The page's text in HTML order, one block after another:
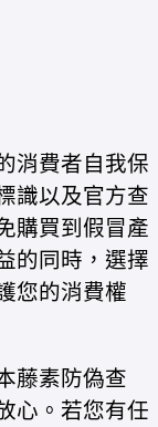
消費者自我保
識以及官方查
購買到假冒產
的同時，選擇
您的消費權
藤素防偽查
心。若您有任